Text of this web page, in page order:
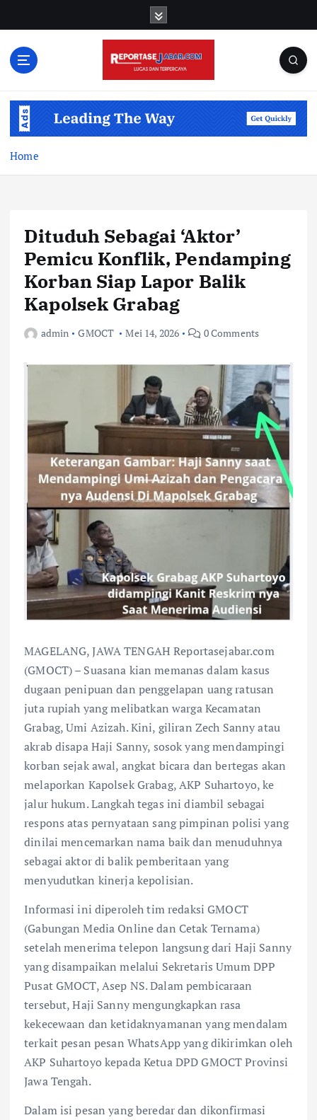
Home
Dituduh Sebagai ‘Aktor’
Pemicu Konflik, Pendamping
Korban Siap Lapor Balik
Kapolsek Grabag
admin GMOCT Mei 14, 2026 0 Comments
MAGELANG, JAWA TENGAH Reportasejabar.com
(GMOCT) – Suasana kian memanas dalam kasus
dugaan penipuan dan penggelapan uang ratusan
juta rupiah yang melibatkan warga Kecamatan
Grabag, Umi Azizah. Kini, giliran Zech Sanny atau
akrab disapa Haji Sanny, sosok yang mendampingi
korban sejak awal, angkat bicara dan bertegas akan
melaporkan Kapolsek Grabag, AKP Suhartoyo, ke
jalur hukum. Langkah tegas ini diambil sebagai
respons atas pernyataan sang pimpinan polisi yang
dinilai mencemarkan nama baik dan menuduhnya
sebagai aktor di balik pemberitaan yang
menyudutkan kinerja kepolisian.
Informasi ini diperoleh tim redaksi GMOCT
(Gabungan Media Online dan Cetak Ternama)
setelah menerima telepon langsung dari Haji Sanny
yang disampaikan melalui Sekretaris Umum DPP
Pusat GMOCT, Asep NS. Dalam pembicaraan
tersebut, Haji Sanny mengungkapkan rasa
kekecewaan dan ketidaknyamanan yang mendalam
terkait pesan pesan WhatsApp yang dikirimkan oleh
AKP Suhartoyo kepada Ketua DPD GMOCT Provinsi
Jawa Tengah.
Dalam isi pesan yang beredar dan dikonfirmasi